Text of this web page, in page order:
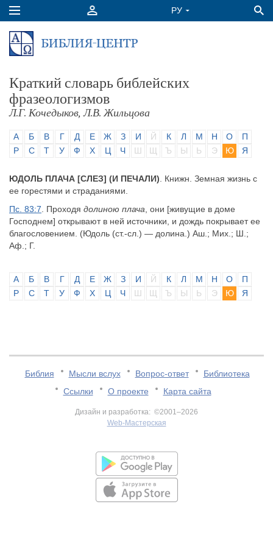
Краткий словарь библейских
фразеологизмов
Л.Г. Кочедыков, Л.В. Жильцова
А Б В Г Д Е Ж З И Й К Л М Н О
П
Р
С Т У Ф Х Ц Ч Ш Щ Ъ Ы Ь Э Ю Я
ЮДОЛЬ ПЛАЧА [СЛЕЗ] (И ПЕЧАЛИ) . Книжн. Земная жизнь с
ее горестями и страданиями.
Пс. 83:7 . Проходя долиною плача , они [живущие в доме
Господнем] открывают в ней источники, и дождь покрывает ее
благословением. (Юдоль (ст.-сл.) — долина.) Аш.; Мих.; Ш.;
Аф.; Г.
А Б В Г Д Е Ж З И Й К Л М Н О
П
Р
С Т У Ф Х Ц Ч Ш Щ Ъ Ы Ь Э Ю Я
Библия Мысли вслух Вопрос-ответ
Библиотека
Ссылки
О проекте Карта сайта
Дизайн и разработка: ©2001–2026
Web-Мастерская